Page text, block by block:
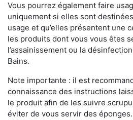
Vous pourrez également faire
uniquement si elles sont
usage et qu’elles présentent une
les produits dont vous vous êtes
l’assainissement ou la
Bains.
Note importante : il est
connaissance des instructions
le produit afin de les suivre
éviter de vous servir des